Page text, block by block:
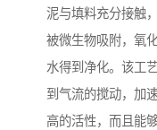
泥与填料充分接触
被微生物吸附，氧
水得到净化。该工
到气流的搅动，加
高的活性，而且能